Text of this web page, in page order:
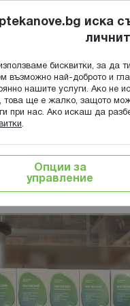
ГРИЖА ЗА МАЙКАТА
и саше Нове Фарм -
-
иска
бисквитки, за да
възможно най-доброто и
нашите услуги. Ако не
това ще е жалко, защото
при нас. Ако искаш да
.
Опции за
управление